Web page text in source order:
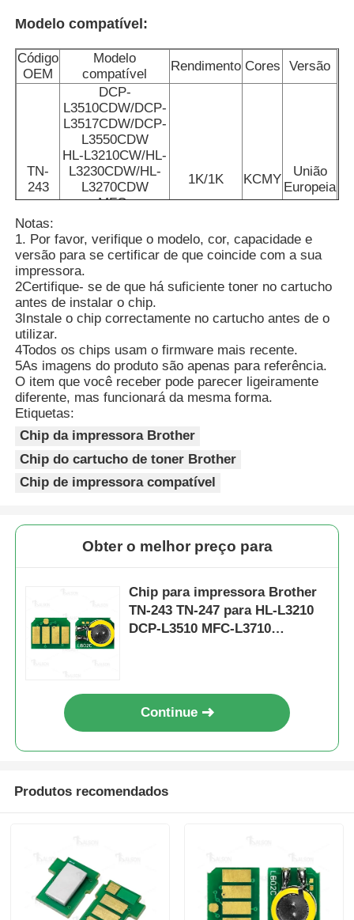
Chip do Toner Brother
Chip de Toner Minolta
Chip de Toner Ricoh
Chip Afiado
Partes de impressoras e copiadoras
Unidade de tambor e fusor
Cartucho de toner
Chip Pantum
Modelo compatível:
Código
OEM
Modelo
compatível
Rendimento Cores Versão
TN-
243
DCP-
L3510CDW/DCP-
L3517CDW/DCP-
L3550CDW
HL-L3210CW/HL-
L3230CDW/HL-
L3270CDW
MFC-
L3730CDN/MFC-
L3750CDW/MFC-
1K/1K KCMY
União
Europeia
TN-
247
DCP-
L3510CDW/DCP-
L3517CDW/DCP-
HL-L3210CW/HL-
L3230CDW/HL-
L3270CDW
MFC-
L3710CW/MFC-
L3750CDW/MFC-
3770CDW
3K/2.3K KCMY
União
Europeia
Notas:
1. Por favor, verifique o modelo, cor, capacidade e
versão para se certificar de que coincide com a sua
impressora.
2Certifique- se de que há suficiente toner no cartucho
antes de instalar o chip.
3Instale o chip correctamente no cartucho antes de o
utilizar.
4Todos os chips usam o firmware mais recente.
5As imagens do produto são apenas para referência.
O item que você receber pode parecer ligeiramente
diferente, mas funcionará da mesma forma.
Etiquetas:
Chip da impressora Brother
Chip do cartucho de toner Brother
Chip de impressora compatível
Obter o melhor preço para
Chip para impressora Brother
TN-243 TN-247 para HL-L3210
DCP-L3510 MFC-L3710
Continue
Produtos recomendados